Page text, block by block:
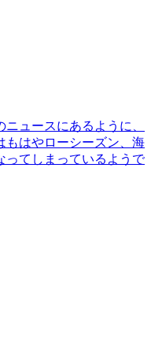
ュースにあるように、
もはやローシーズン、海
ってしまっているようで